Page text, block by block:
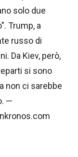
solo due
Trump, a
russo di
Da Kiev, però,
si sono
non ci sarebbe
—